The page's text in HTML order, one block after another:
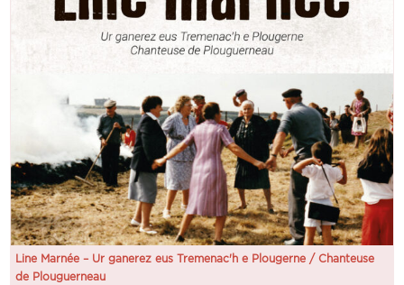
Line Marnée – Ur ganerez eus Tremenac'h e Plougerne / Chanteuse
de Plouguerneau